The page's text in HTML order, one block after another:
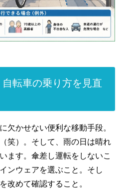
転車の乗り方を見直
欠かせない便利な移動手段。
笑）。そして、雨の日は晴れ
ます。傘差し運転をしないこ
ンウェアを選ぶこと。そし
改めて確認すること。